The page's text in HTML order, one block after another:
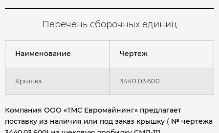
Перечень сборочных единиц
Наименование Чертеж
Крышка 3440.03.600
Компания ООО «ТМС Евромайнинг» предлагает
поставку из наличия или под заказ крышку ( № чертежа